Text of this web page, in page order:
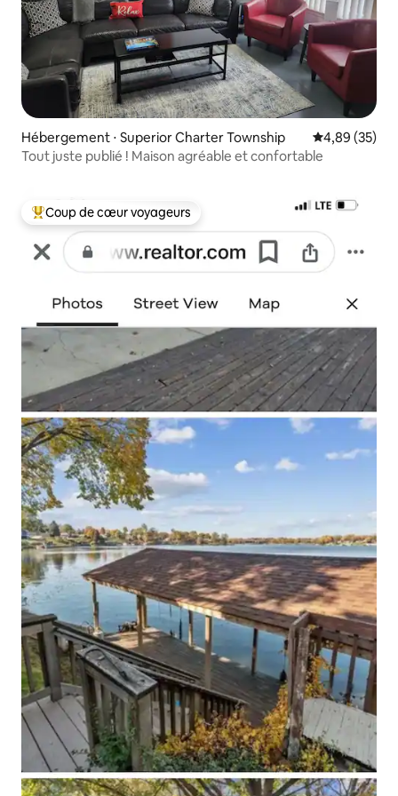
Hébergement ⋅ Superior Charter Township Évaluation
4,89 (35)
Tout juste publié ! Maison agréable et confortable
Coups de cœur voyageurs les plus appréciés
Coup de cœur voyageurs